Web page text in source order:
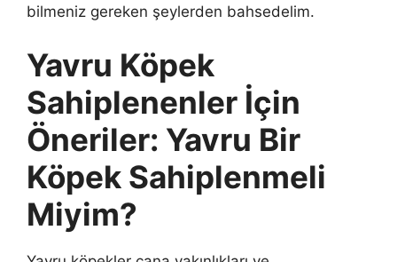
bilmeniz gereken şeylerden bahsedelim.
Yavru Köpek
Sahiplenenler İçin
Öneriler: Yavru Bir
Köpek Sahiplenmeli
Miyim?